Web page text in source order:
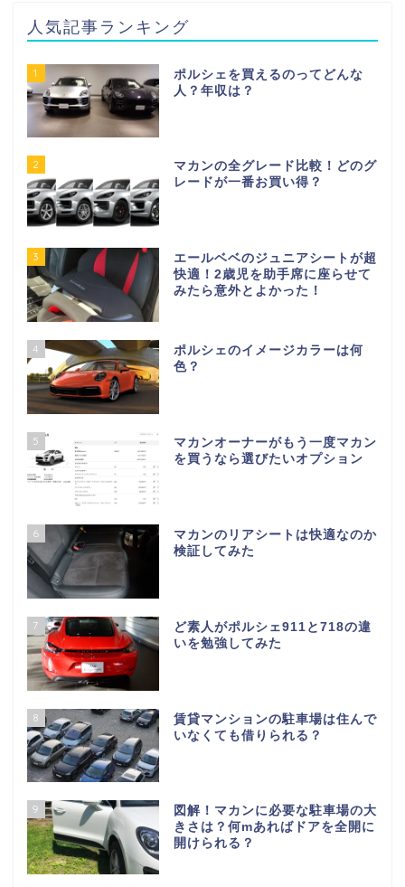
人気記事ランキング
1
ポルシェを買えるのってどんな
人？年収は？
2
マカンの全グレード比較！どのグ
レードが一番お買い得？
3
エールベベのジュニアシートが超
快適！2歳児を助手席に座らせて
みたら意外とよかった！
4
ポルシェのイメージカラーは何
色？
5
マカンオーナーがもう一度マカン
を買うなら選びたいオプション
6
マカンのリアシートは快適なのか
検証してみた
7
ど素人がポルシェ911と718の違
いを勉強してみた
8
賃貸マンションの駐車場は住んで
いなくても借りられる？
9
図解！マカンに必要な駐車場の大
きさは？何mあればドアを全開に
開けられる？